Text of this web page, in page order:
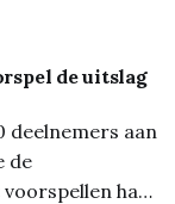
uit de CD&V
*
de uitslag
deelnemers aan
de
had